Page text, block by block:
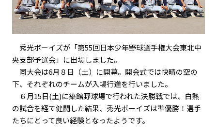
秀光ボーイズが「第55回日本少年野球選手権大会東北中
央支部予選会」に出場しました。
同大会は6月８日（土）に開幕。開会式では快晴の空の
下、それぞれのチームが入場行進を行いました。
６月15日(土)に築館野球場で行われた決勝戦では、白熱
の試合を経て健闘した結果、秀光ボーイズは準優勝！選手
たちにとって良い経験となったようです。